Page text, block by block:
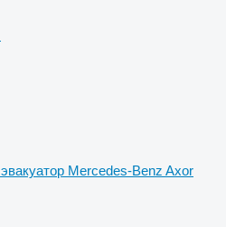
эвакуатор Mercedes-Benz Axor